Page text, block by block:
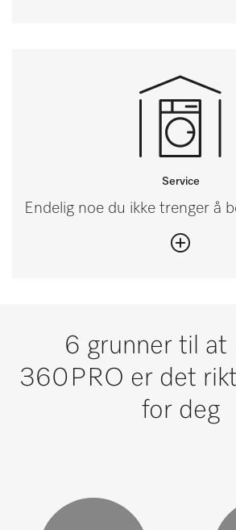
Service
Endelig noe du ikke trenger å
6 grunner til at
360PRO er det
for deg